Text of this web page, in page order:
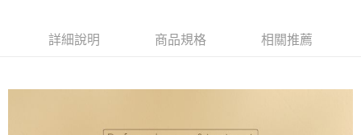
「AFTEE先享後付」，若未經同意申辦者引起之損失，本公司不負相關責
請求用戶進行身份認證。
每筆NT$100，滿NT$790(含以上)免運費
詳細說明 商品規格 相關推薦